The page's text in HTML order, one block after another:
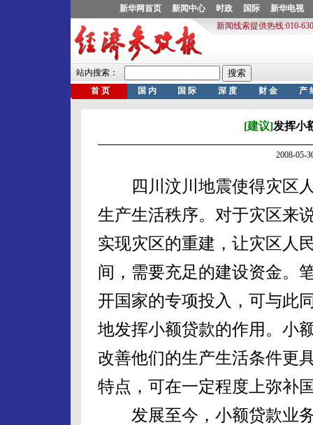
[建议]发挥小
2008-05-
四川汶川地震使得灾区人
生产生活秩序。对于灾区来
实现灾区的重建，让灾区人
间，需要充足的建设资金。
开国家的专项投入，可与此
地发挥小额贷款的作用。小
改善他们的生产生活条件更
特点，可在一定程度上弥补
发展至今，小额贷款业务